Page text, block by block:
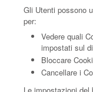
Gli Utenti possono
per:
Vedere quali
impostati sul
Bloccare
Cancellare i